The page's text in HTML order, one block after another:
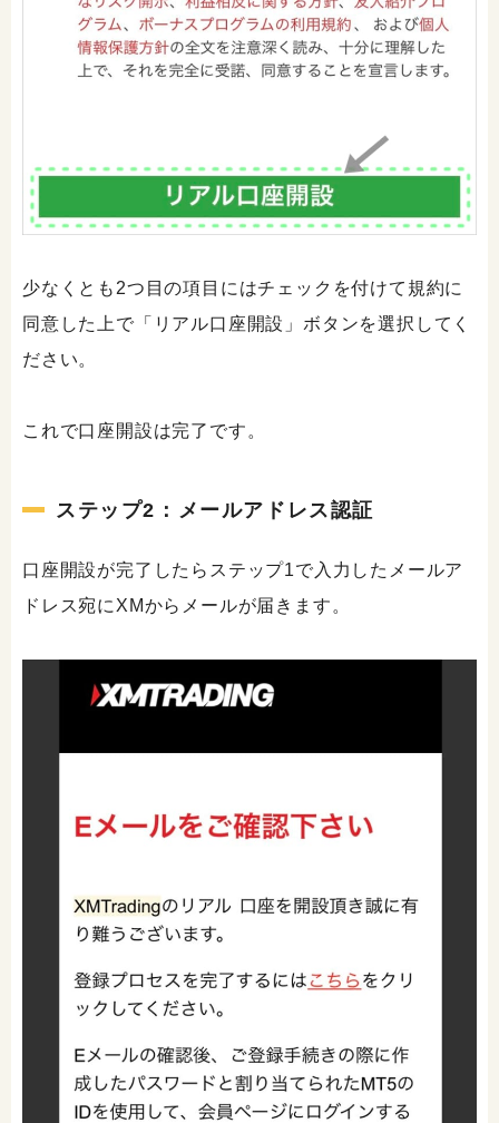
少なくとも2つ目の項目にはチェックを付けて規約に
同意した上で「リアル口座開設」ボタンを選択してく
ださい。
これで口座開設は完了です。
ステップ2：メールアドレス認証
口座開設が完了したらステップ1で入力したメールア
ドレス宛にXMからメールが届きます。